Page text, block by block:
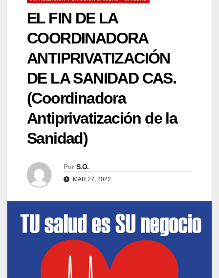
EL FIN DE LA
COORDINADORA
ANTIPRIVATIZACIÓN
DE LA SANIDAD CAS.
(Coordinadora
Antiprivatización de la
Sanidad)
Por S.O.
MAR 27, 2022